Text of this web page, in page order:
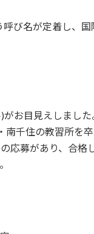
び名が定着し、
お目見えしまし
千住の教習所を
応募があり、合